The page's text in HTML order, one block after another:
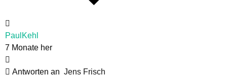
PaulKehl
7 Monate her
Antworten an Jens Frisch